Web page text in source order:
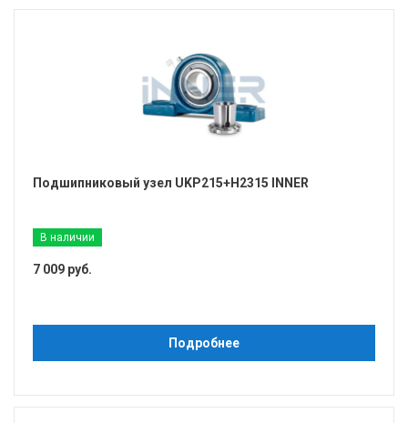
Подшипниковый узел UKP215+H2315 INNER
В наличии
7 009 руб.
Подробнее